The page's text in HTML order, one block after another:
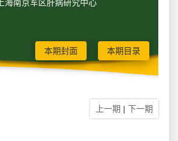
上海南京军区肝病研究中心
本期封面 本期目录
上一期 | 下一期